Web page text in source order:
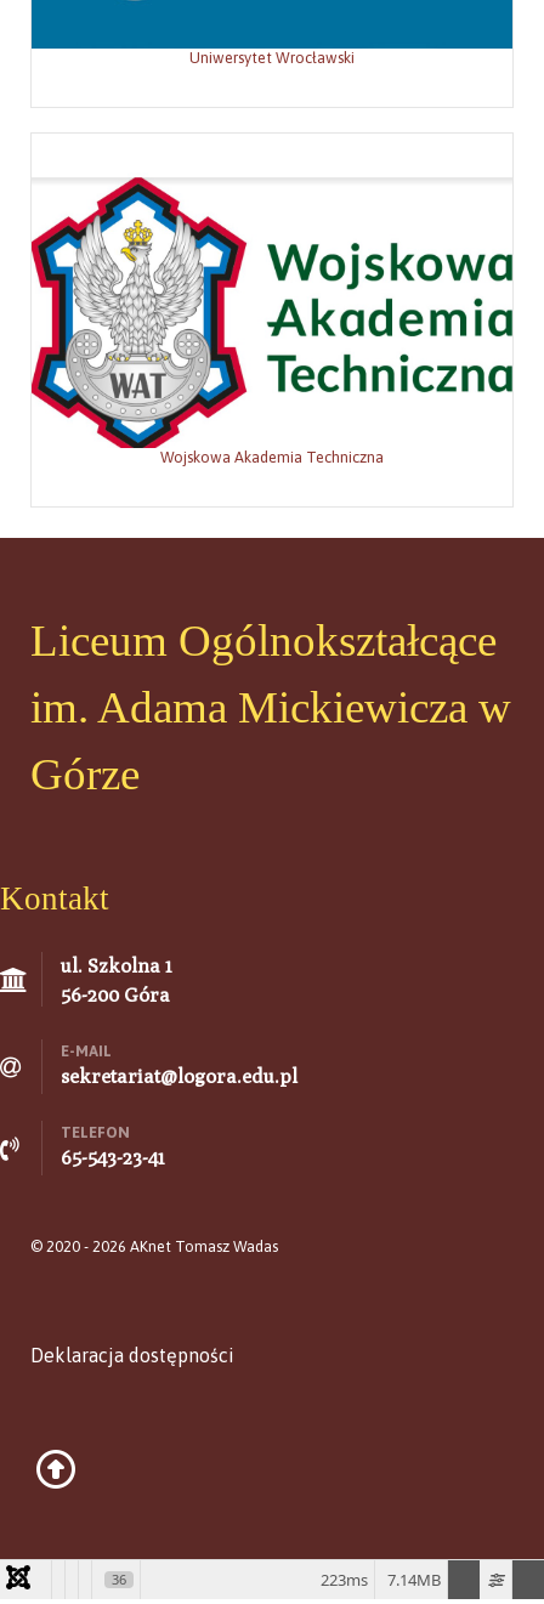
Uniwersytet Wrocławski
Wojskowa Akademia Techniczna
Liceum Ogólnokształcące
im. Adama Mickiewicza w
Górze
Kontakt
ul. Szkolna 1
56-200 Góra
E-MAIL
sekretariat@logora.edu.pl
TELEFON
65-543-23-41
© 2020 - 2026 AKnet Tomasz Wadas
Deklaracja dostępności
36 7.14MB
223ms